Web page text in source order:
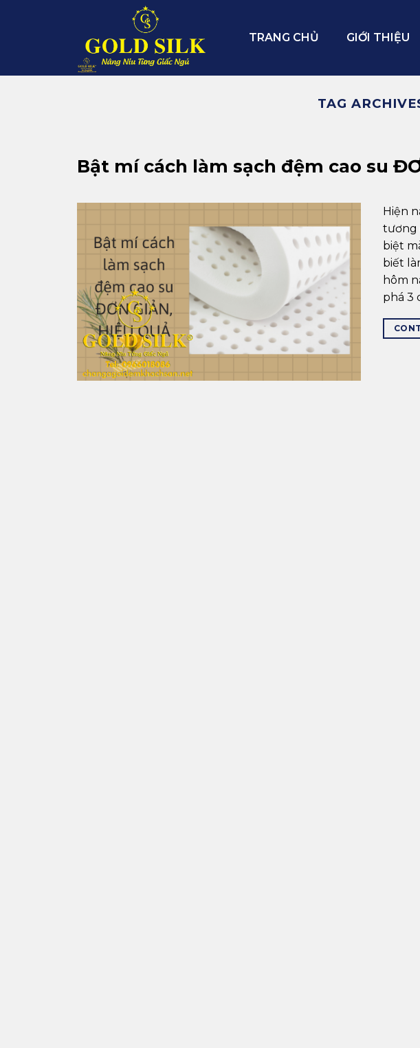
TRANG CHỦ GIỚI THIỆU
TAG
Bật mí cách làm sạch đệm cao su
Hiện
tương
biệt
biết
hôm
phá 3